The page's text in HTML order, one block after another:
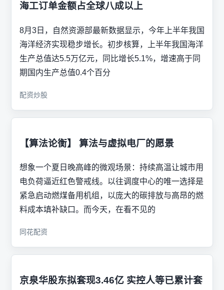
海工订单金额占全球八成以上
8月3日，自然资源部最新数据显示，今年上半年我国
海洋经济实现稳步增长。初步核算，上半年我国海洋
生产总值达5.5万亿元，同比增长5.1%，增速高于同
期国内生产总值0.4个百分
配资炒股
【算法论衡】 算法与虚拟电厂的愿景
想象一个夏日晚高峰的微观场景：持续高温让城市用
电负荷逼近红色警戒线。以往调度中心的唯一选择是
紧急启动燃煤备用机组，以庞大的碳排放与高昂的燃
料成本填补缺口。而今天，在看不见的
同花配资
京泉华股东拟套现3.46亿 实控人等已累计套